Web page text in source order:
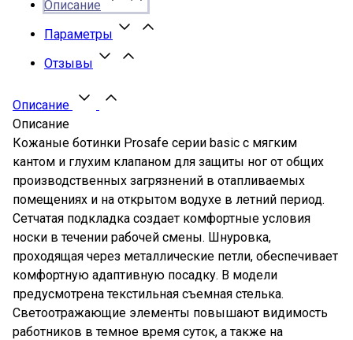
Описание
Параметры
Отзывы
Описание
Описание
Кожаные ботинки Prosafe серии basic c мягким
кантом и глухим клапаном для защиты ног от общих
производственных загрязнений в отапливаемых
помещениях и на открытом водухе в летний период.
Сетчатая подкладка создает комфортные условия
носки в течении рабочей смены. Шнуровка,
проходящая через металлические петли, обеспечивает
комфортную адаптивную посадку. В модели
предусмотрена текстильная съемная стелька.
Светоотражающие элементы повышают видимость
работников в темное время суток, а также на